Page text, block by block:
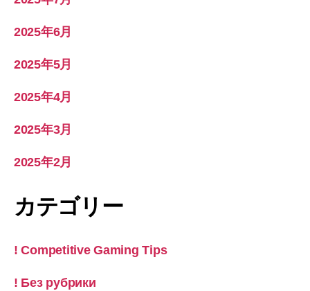
2025年6月
2025年5月
2025年4月
2025年3月
2025年2月
カテゴリー
! Competitive Gaming Tips
! Без рубрики